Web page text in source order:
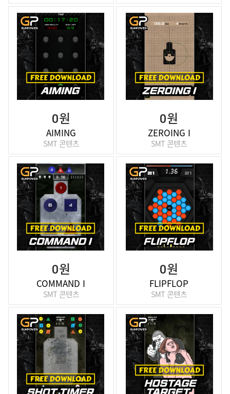
0원
AIMING
SMT 콘텐츠
0원
ZEROING I
SMT 콘텐츠
0원
COMMAND I
SMT 콘텐츠
0원
FLIPFLOP
SMT 콘텐츠